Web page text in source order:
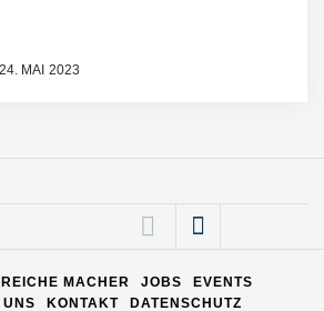
24. MAI 2023
Software – flexibel, offen,
ELOPRINT im Employer
Portrait
MACHER JOBS
EVENTS
KONTAKT DATENSCHUTZ